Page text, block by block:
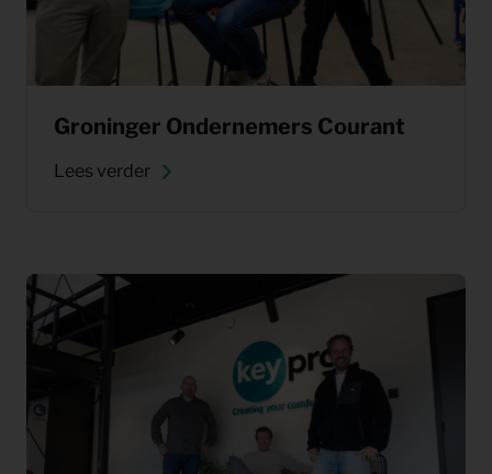
Groninger Ondernemers Courant
Lees verder